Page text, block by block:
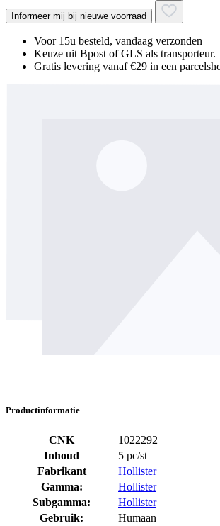
Informeer mij bij nieuwe voorraad
Voor 15u besteld, vandaag verzonden
Keuze uit Bpost of GLS als transporteur.
Gratis levering vanaf €29 in een
Productinformatie
CNK
1022292
Inhoud
5 pc/st
Fabrikant
Hollister
Gamma:
Hollister
Subgamma:
Hollister
Gebruik:
Humaan